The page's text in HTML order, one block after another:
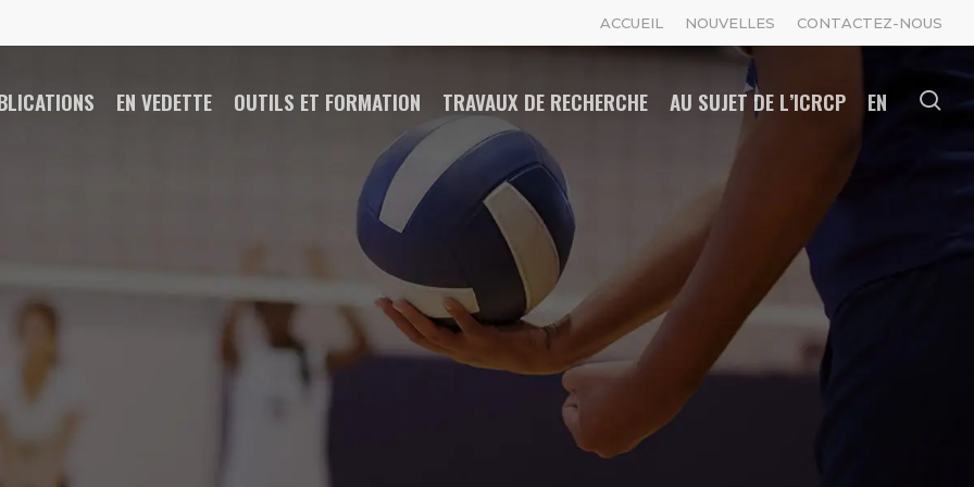
ACCUEIL NOUVELLES CONTACTEZ-NOUS
EN VEDETTE OUTILS ET FORMATION TRAVAUX DE RECHERCHE AU SUJET DE L’ICRCP EN